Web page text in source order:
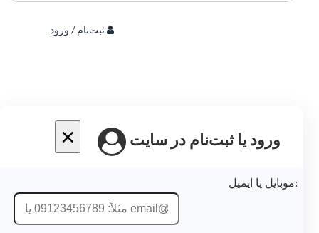
ثبت‌نام / ورود
× ورود یا ثبت‌نام در سایت
موبایل یا ایمیل: